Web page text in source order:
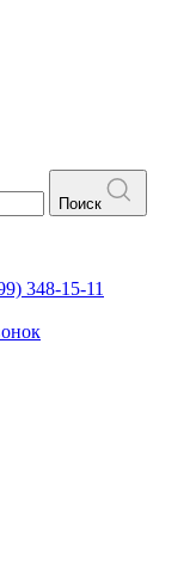
Поиск
348-15-11